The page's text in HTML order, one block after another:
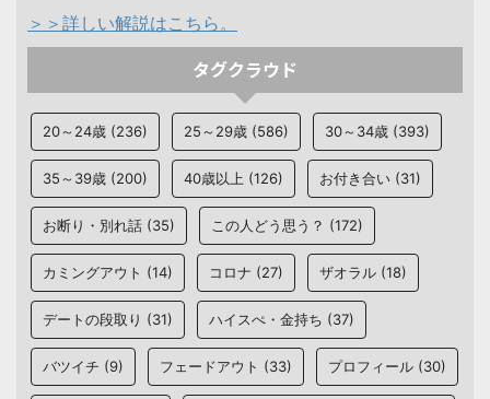
＞＞詳しい解説はこちら。
タグクラウド
20～24歳 (236) 25～29歳 (586) 30～34歳 (393)
35～39歳 (200) 40歳以上 (126) お付き合い (31)
お断り・別れ話 (35) この人どう思う？ (172)
カミングアウト (14) コロナ (27) ザオラル (18)
デートの段取り (31) ハイスぺ・金持ち (37)
バツイチ (9) フェードアウト (33) プロフィール (30)